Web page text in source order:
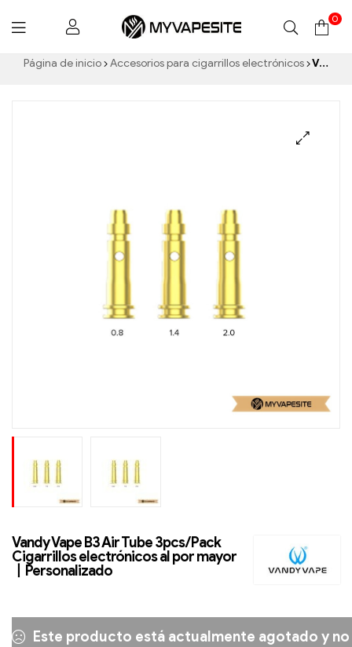
Myvapesite.de
0
Página de inicio Accesorios para cigarrillos electrónicos Vandy Vape B3 Air Tube 3pcs/Pack Cigarrillos electrónicos al por mayor 丨Personalizado
Vandy Vape B3 Air Tube 3pcs/Pack
Cigarrillos electrónicos al por mayor
丨Personalizado
Este producto está actualmente agotado y